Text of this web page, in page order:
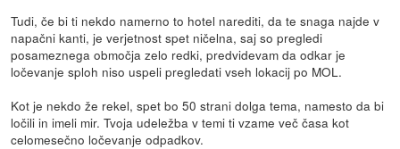
Tudi, če bi ti nekdo namerno to hotel narediti, da te snaga najde v
napačni kanti, je verjetnost spet ničelna, saj so pregledi
posameznega območja zelo redki, predvidevam da odkar je
ločevanje sploh niso uspeli pregledati vseh lokacij po MOL.
Kot je nekdo že rekel, spet bo 50 strani dolga tema, namesto da bi
ločili in imeli mir. Tvoja udeležba v temi ti vzame več časa kot
celomesečno ločevanje odpadkov.